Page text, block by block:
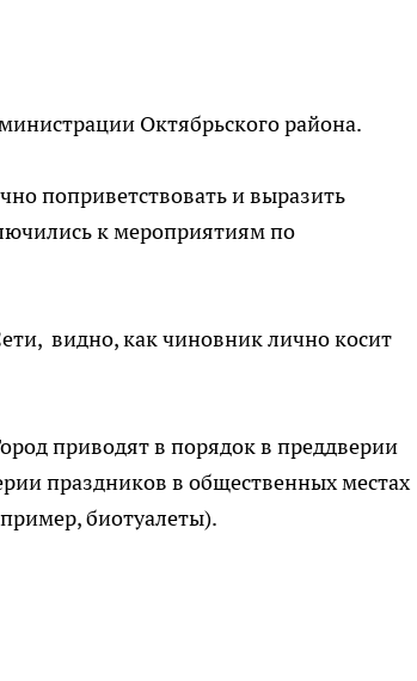
Октябрьского района.
поприветствовать и выразить
к мероприятиям по
видно, как чиновник лично косит
приводят в порядок в преддверии
праздников в общественных местах
биотуалеты).